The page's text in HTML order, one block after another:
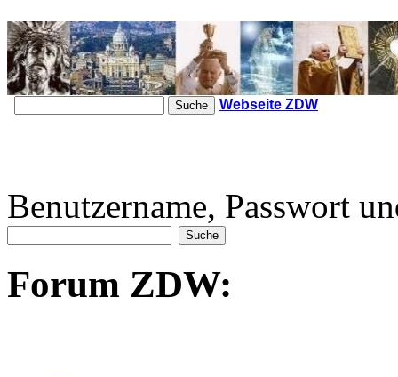
Webseite ZDW
Benutzername, Passwort
Forum ZDW: